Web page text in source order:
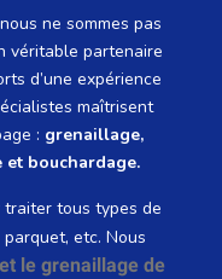
ne sommes pas
véritable partenaire
d’une expérience
maîtrisent
: grenaillage,
et bouchardage.
traiter tous types de
etc. Nous
le grenaillage de